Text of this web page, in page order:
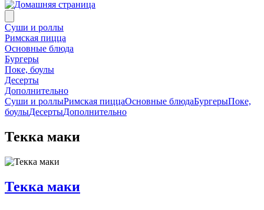
Суши и роллы
Римская пицца
Основные блюда
Бургеры
Поке, боулы
Десерты
Дополнительно
Суши и роллыРимская пиццаОсновные блюдаБургерыПоке,
боулыДесертыДополнительно
Текка маки
Текка маки